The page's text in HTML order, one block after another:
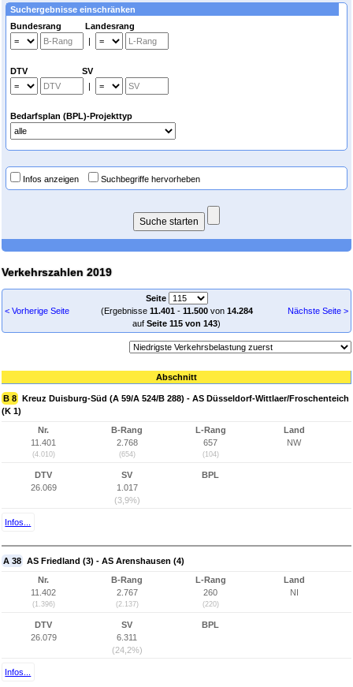
Suchergebnisse einschränken
Bundesrang Landesrang
|
DTV SV
|
Bedarfsplan (BPL)-Projekttyp
Infos anzeigen Suchbegriffe hervorheben
Verkehrszahlen 2019
< Vorherige Seite
Seite
(Ergebnisse 11.401- 11.500von 14.284
auf Seite 115 von 143)
Nächste Seite >
Abschnitt
B 8 Kreuz Duisburg-Süd (A 59/A 524/B 288) - AS Düsseldorf-Wittlaer/Froschenteich
(K 1)
Nr.
11.401
(4.010)
B-Rang
2.768
(654)
L-Rang
657
(104)
Land
NW
DTV
26.069
SV
1.017
(3,9%)
BPL
Infos...
A 38 AS Friedland (3) - AS Arenshausen (4)
Nr.
11.402
(1.396)
B-Rang
2.767
(2.137)
L-Rang
260
(220)
Land
NI
DTV
26.079
SV
6.311
(24,2%)
BPL
Infos...